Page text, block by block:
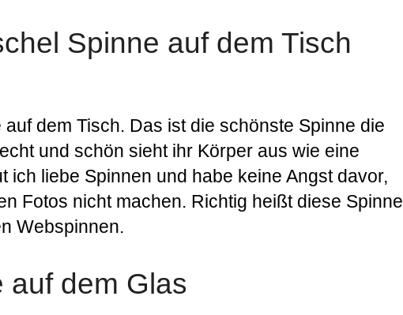
Spinne auf dem Tisch
dem Tisch. Das ist die schönste Spinne die
und schön sieht ihr Körper aus wie eine
ich liebe Spinnen und habe keine Angst davor,
Fotos nicht machen. Richtig heißt diese Spinne
Webspinnen.
auf dem Glas